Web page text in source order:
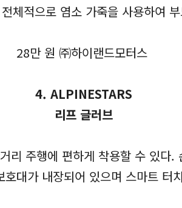
체적으로 염소 가죽을 사용하여
28만 원 ㈜하이랜드모터스
4. ALPINESTARS
리프 글러브
리 주행에 편하게 착용할 수 있다
호대가 내장되어 있으며 스마트 터